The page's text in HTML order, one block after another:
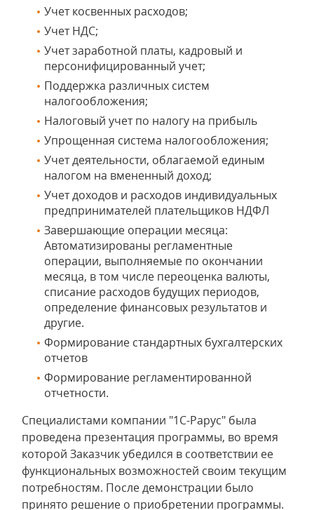
Учет косвенных расходов;
Учет НДС;
Учет заработной платы, кадровый и
персонифицированный учет;
Поддержка различных систем
налогообложения;
Налоговый учет по налогу на прибыль
Упрощенная система налогообложения;
Учет деятельности, облагаемой единым
налогом на вмененный доход;
Учет доходов и расходов индивидуальных
предпринимателей плательщиков НДФЛ
Завершающие операции месяца:
Автоматизированы регламентные
операции, выполняемые по окончании
месяца, в том числе переоценка валюты,
списание расходов будущих периодов,
определение финансовых результатов и
другие.
Формирование стандартных бухгалтерских
отчетов
Формирование регламентированной
отчетности.
Специалистами компании "1С-Рарус" была
проведена презентация программы, во время
которой Заказчик убедился в соответствии ее
функциональных возможностей своим текущим
потребностям. После демонстрации было
принято решение о приобретении программы.